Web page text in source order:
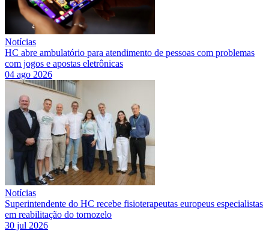
Notícias
HC abre ambulatório para atendimento de pessoas com problemas
com jogos e apostas eletrônicas
04 ago 2026
Notícias
Superintendente do HC recebe fisioterapeutas europeus especialistas
em reabilitação do tornozelo
30 jul 2026